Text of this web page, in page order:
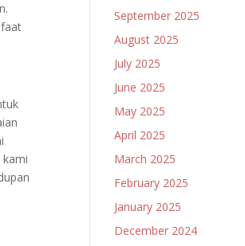
September 2025
August 2025
July 2025
June 2025
May 2025
April 2025
March 2025
February 2025
January 2025
December 2024